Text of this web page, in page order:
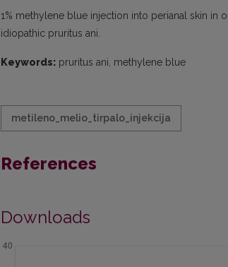
1% methylene blue injection into perianal skin in
idiopathic pruritus ani.
Keywords: pruritus ani, methylene blue
metileno_melio_tirpalo_injekcija
References
Downloads